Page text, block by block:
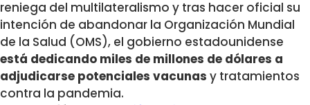
reniega del multilateralismo y tras hacer oficial su
intención de abandonar la Organización Mundial
de la Salud (OMS), el gobierno estadounidense
está dedicando miles de millones de dólares a
adjudicarse potenciales vacunas y tratamientos
contra la pandemia.